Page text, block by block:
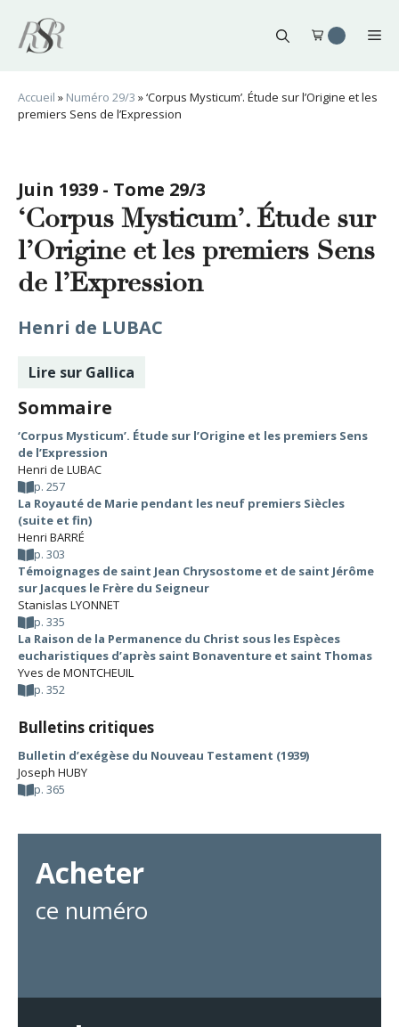
contenu
Accueil » Numéro 29/3 »‘Corpus Mysticum’. Étude sur l’Origine et les
premiers Sens de l’Expression
Juin 1939 - Tome 29/3
‘Corpus Mysticum’. Étude sur
l’Origine et les premiers Sens
de l’Expression
Henri de LUBAC
Lire sur Gallica
Sommaire
‘Corpus Mysticum’. Étude sur l’Origine et les premiers Sens
de l’Expression
Henri de LUBAC
p. 257
La Royauté de Marie pendant les neuf premiers Siècles
(suite et fin)
Henri BARRÉ
p. 303
Témoignages de saint Jean Chrysostome et de saint Jérôme
sur Jacques le Frère du Seigneur
Stanislas LYONNET
p. 335
La Raison de la Permanence du Christ sous les Espèces
eucharistiques d’après saint Bonaventure et saint Thomas
Yves de MONTCHEUIL
p. 352
Bulletins critiques
Bulletin d’exégèse du Nouveau Testament (1939)
Joseph HUBY
p. 365
Acheter
ce numéro